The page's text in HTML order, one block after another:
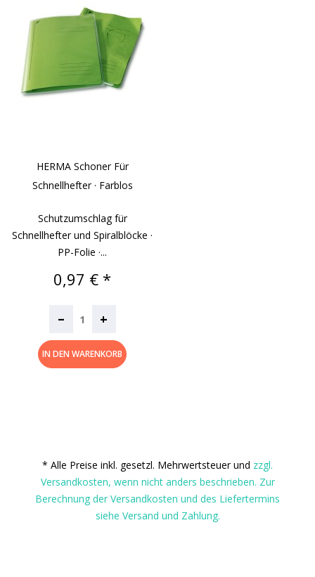
HERMA Schoner Für
Schnellhefter · Farblos
Schutzumschlag für
Schnellhefter und Spiralblöcke ·
PP-Folie ·...
Preis
0,97 € *
– +
IN DEN WARENKORB
* Alle Preise inkl. gesetzl. Mehrwertsteuer und zzgl.
Versandkosten, wenn nicht anders beschrieben. Zur
Berechnung der Versandkosten und des Liefertermins
siehe Versand und Zahlung.